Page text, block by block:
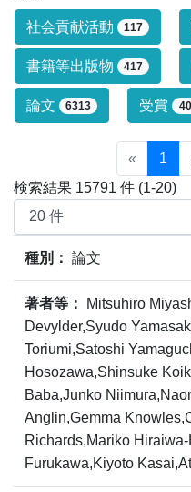
研究業績タイプに
社会貢献活動 117
書籍等出版物 417
論文 6313 受賞
« 1
検索結果 15791 件 (1-20)
種別： 論文
著者等：
Mitsuhiro
Devylder,Syudo
Toriumi,Satoshi
Hosozawa,Shinsuke
Baba,Junko
Anglin,Gemma
Richards,Mariko
Furukawa,Kiyoto